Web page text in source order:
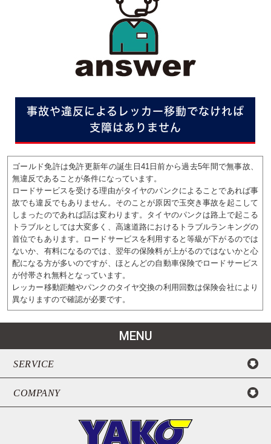
事故や違反によるレッカー移動でなければ
支障はありません
ゴールド免許は免許更新年の誕生日41日前から過去5年間で無事故、
無違反であることが条件になっています。
ロードサービスを受ける理由がタイヤのパンクによることであれば事
故でも違反でもありません。そのことが原因で玉突き事故を起こして
しまったのであれば話は変わります。タイヤのパンクは路上で起こる
トラブルとしては大変多く、高速道路におけるトラブルランキングの
首位でもあります。ロードサービスを利用すると等級が下がるのでは
ないか、有料になるのでは、翌年の保険料が上がるのではないかと心
配になる方が多いのですが、ほとんどの自動車保険でロードサービス
が付帯され無料となっています。
レッカー移動距離やパンクのタイヤ交換の利用回数は保険会社により
異なりますので確認が必要です。
MENU
SERVICE
COMPANY